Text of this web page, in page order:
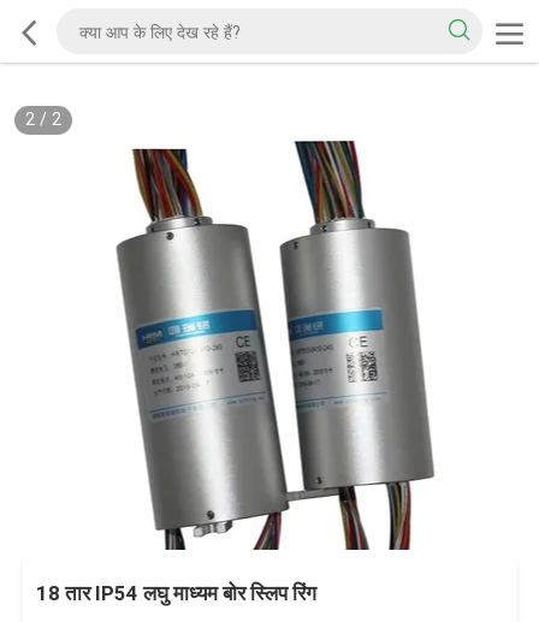
2/ 2
18 तार IP54 लघु माध्यम बोर स्लिप रिंग